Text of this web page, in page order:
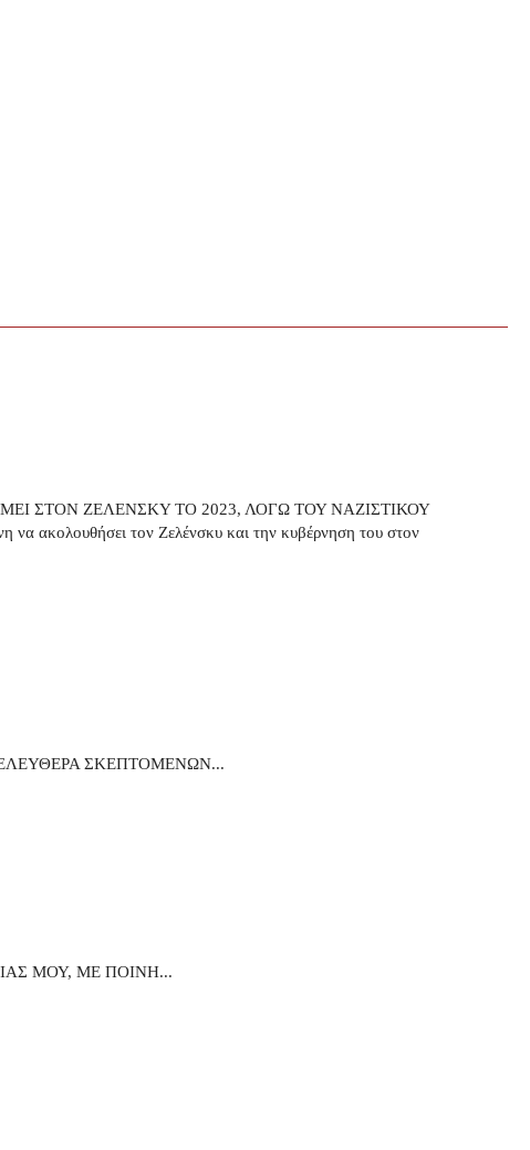
ΣΤΟΝ ΖΕΛΕΝΣΚΥ ΤΟ 2023, ΛΟΓΩ ΤΟΥ ΝΑΖΙΣΤΙΚΟΥ
ακολουθήσει τον Ζελένσκυ και την κυβέρνηση του στον
ΣΚΕΠΤΟΜΕΝΩΝ...
ΜΟΥ, ΜΕ ΠΟΙΝΗ...